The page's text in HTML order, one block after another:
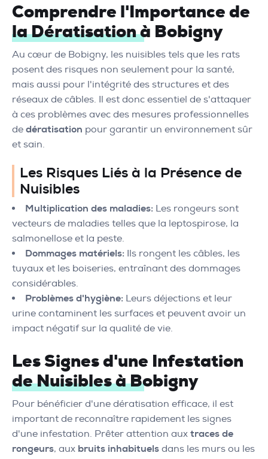
Comprendre l'Importance de
la Dératisation à Bobigny
Au cœur de Bobigny, les nuisibles tels que les rats
posent des risques non seulement pour la santé,
mais aussi pour l'intégrité des structures et des
réseaux de câbles. Il est donc essentiel de s'attaquer
à ces problèmes avec des mesures professionnelles
de dératisation pour garantir un environnement sûr
et sain.
Les Risques Liés à la Présence de
Nuisibles
Multiplication des maladies: Les rongeurs sont
vecteurs de maladies telles que la leptospirose, la
salmonellose et la peste.
Dommages matériels: Ils rongent les câbles, les
tuyaux et les boiseries, entraînant des dommages
considérables.
Problèmes d'hygiène: Leurs déjections et leur
urine contaminent les surfaces et peuvent avoir un
impact négatif sur la qualité de vie.
Les Signes d'une Infestation
de Nuisibles à Bobigny
Pour bénéficier d'une dératisation efficace, il est
important de reconnaître rapidement les signes
d'une infestation. Prêter attention aux traces de
rongeurs, aux bruits inhabituels dans les murs ou les